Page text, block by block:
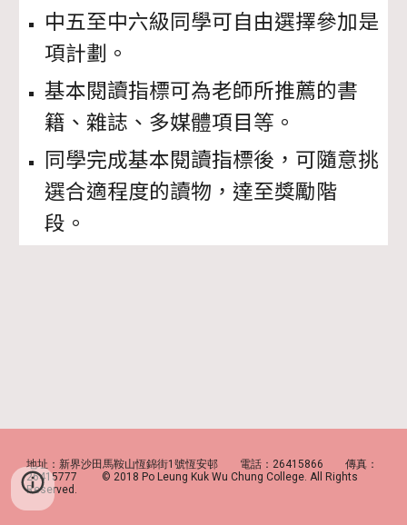
中五至中六級同學可自由選擇參加是
項計劃。
基本閱讀指標可為老師所推薦的書
籍、雜誌、多媒體項目等。
同學完成基本閱讀指標後，可隨意挑
選合適程度的讀物，達至獎勵階
段。
地址：新界沙田馬鞍山恆錦街1號恆安邨 電話：26415866 傳真：
26415777 © 2018 Po Leung Kuk Wu Chung College. All Rights
Reserved.